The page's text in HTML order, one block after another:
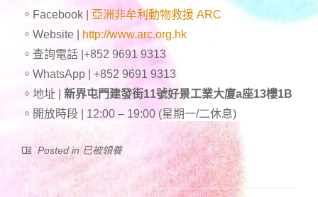
。Facebook |
亞洲非牟利動物救援 ARC
。Website |
http://www.arc.org.hk
。查詢電話 |+852 9691 9313
。WhatsApp | +852 9691 9313
。地址 | 新界屯門建發街11號好景工業大廈a座13樓1B
。開放時段 | 12:00 – 19:00 (星期一/二休息)
Posted in 已被領養